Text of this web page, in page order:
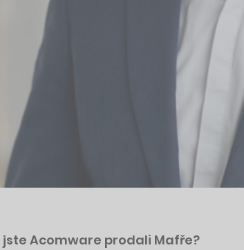
Acomware prodali Mafře?